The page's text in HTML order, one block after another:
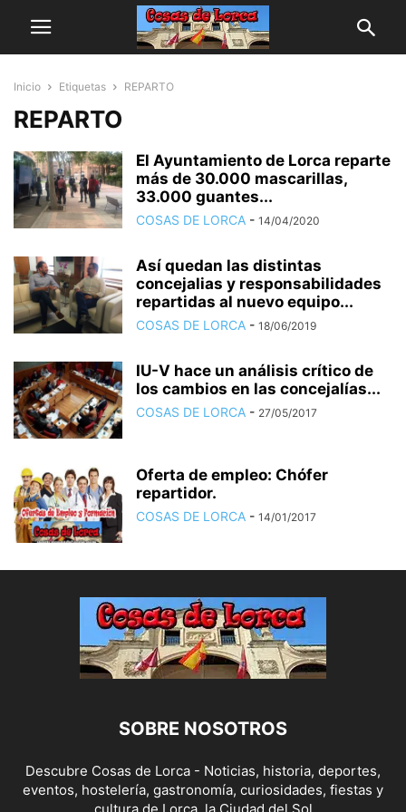
Inicio Etiquetas REPARTO
REPARTO
El Ayuntamiento de Lorca reparte
más de 30.000 mascarillas,
33.000 guantes...
COSAS DE LORCA - 14/04/2020
Así quedan las distintas
concejalias y responsabilidades
repartidas al nuevo equipo...
COSAS DE LORCA - 18/06/2019
IU-V hace un análisis crítico de
los cambios en las concejalías...
COSAS DE LORCA - 27/05/2017
Oferta de empleo: Chófer
repartidor.
COSAS DE LORCA - 14/01/2017
SOBRE NOSOTROS
Descubre Cosas de Lorca - Noticias, historia, deportes,
eventos, hostelería, gastronomía, curiosidades, fiestas y